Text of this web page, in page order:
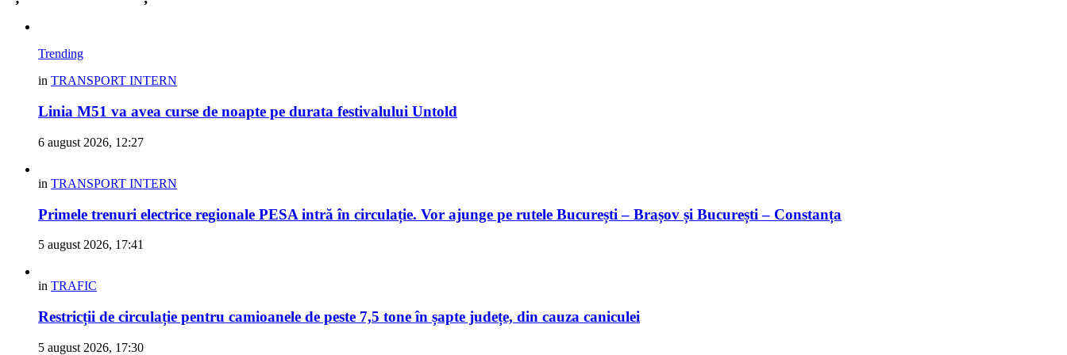
Trending
in TRANSPORT INTERN
Linia M51 va avea curse de noapte pe durata festivalului Untold
6 august 2026, 12:27
in TRANSPORT INTERN
Primele trenuri electrice regionale PESA intră în circulație. Vor ajunge pe rutele București – Brașov și București – Constanța
5 august 2026, 17:41
in TRAFIC
Restricții de circulație pentru camioanele de peste 7,5 tone în șapte județe, din cauza caniculei
5 august 2026, 17:30